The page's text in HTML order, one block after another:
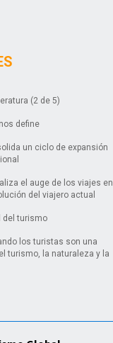
(2 de 5)
define
un ciclo de expansión
el auge de los viajes en
del viajero actual
del turismo
los turistas son una
turismo, la naturaleza y la